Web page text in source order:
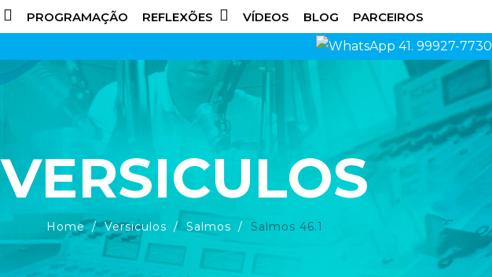
PROGRAMAÇÃO REFLEXÕES VÍDEOS BLOG
PARCEIROS
41. 99927-7730
VERSICULOS
Home Versiculos Salmos Salmos 46.1